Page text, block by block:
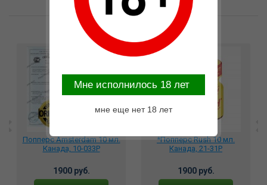
Возможные варианты замены
Попперс Amsterdam 10 мл.
Канада, 10-033P
1900 руб.
*Попперс Rush 10 мл.
Канада, 21-31P
1900 руб.
Mне исполнилось 18 лет
мне еще нет 18 лет